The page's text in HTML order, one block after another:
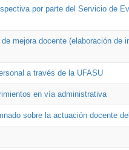
por parte del Servicio de
mejora docente (elaboración de
a través de la UFASU
en vía administrativa
sobre la actuación docente